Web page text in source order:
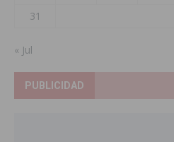
31
« Jul
PUBLICIDAD